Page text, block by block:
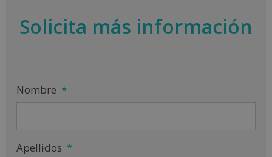
Solicita más información
Nombre *
Apellidos *